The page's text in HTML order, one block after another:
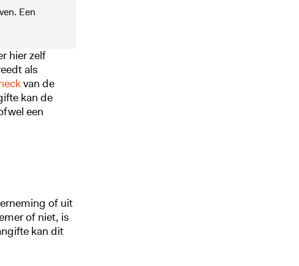
Een
hier zelf
als
van de
kan de
een
of uit
of niet, is
kan dit